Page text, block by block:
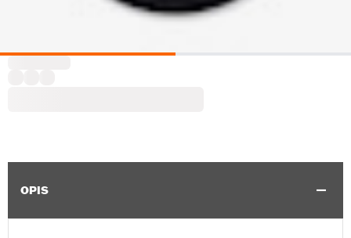
OPIS